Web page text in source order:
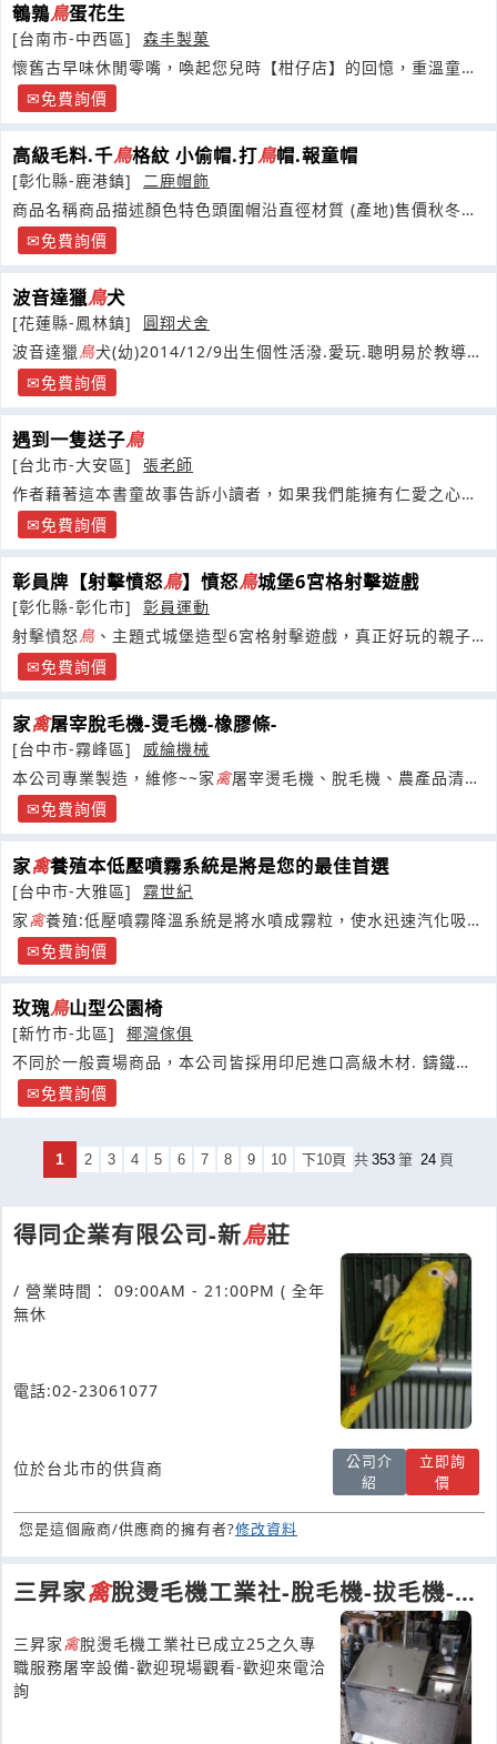
鵪鶉鳥蛋花生
[台南市-中西區]
森丰製菓
懷舊古早味休閒零嘴，喚起您兒時【柑仔店】的回憶，重溫童年
幸福滿足的滋味
免費詢價
高級毛料.千鳥格紋 小偷帽.打鳥帽.報童帽
[彰化縣-鹿港鎮]
二鹿帽飾
商品名稱商品描述顏色特色頭圍帽沿直徑材質 (產地)售價秋冬新
品/ 高級毛料.千
免費詢價
波音達獵鳥犬
[花蓮縣-鳳林鎮]
圓翔犬舍
波音達獵鳥犬(幼)2014/12/9出生個性活潑.愛玩.聰明易於教導.
與人親近.屬大型犬.短毛好整理。
免費詢價
遇到一隻送子鳥
[台北市-大安區]
張老師
作者藉著這本書童故事告訴小讀者，如果我們能擁有仁愛之心，
可貴的善念就會時時充盈在我們的心中
免費詢價
彰員牌【射擊憤怒鳥】憤怒鳥城堡6宮格射擊遊戲
[彰化縣-彰化市]
彰員運動
射擊憤怒鳥 、主題式城堡造型6宮格射擊遊戲，真正好玩的親子
互動歡樂競技體能遊戲趕快來體驗喔!!
免費詢價
家禽屠宰脫毛機-燙毛機-橡膠條-
[台中市-霧峰區]
威綸機械
本公司專業製造，維修~~家 禽屠宰燙毛機、脫毛機、農產品清洗
機、食品機械、塑膠製品分離機、滷味桶(新機/
免費詢價
家禽養殖本低壓噴霧系統是將是您的最佳首選
[台中市-大雅區]
霧世紀
家 禽養殖:低壓噴霧降溫系統是將水噴成霧粒，使水迅速汽化吸收
豬舍內的熱量。
免費詢價
玫瑰鳥山型公園椅
[新竹市-北區]
椰灣傢俱
不同於一般賣場商品，本公司皆採用印尼進口高級木材. 鑄鐵腳
椅腳免費詢價
1 2 3 4 5 6 7 8 9 10 下10頁 共 353 筆 24 頁
得同企業有限公司-新鳥莊
/ 營業時間： 09:00AM - 21:00PM ( 全年
無休
電話:02-23061077
位於台北市的供貨商
公司介
紹
立即詢
價
您是這個廠商/供應商的擁有者?修改資料
三昇家禽脫燙毛機工業社-脫毛機-拔毛機-塑
三昇家 禽脫燙毛機工業社已成立25之久專
職服務屠宰設備-歡迎現場觀看-歡迎來電洽
詢